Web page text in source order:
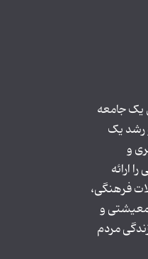
یک جامعه
رشد یک
و
ارائه
فرهنگی،
و
مردم